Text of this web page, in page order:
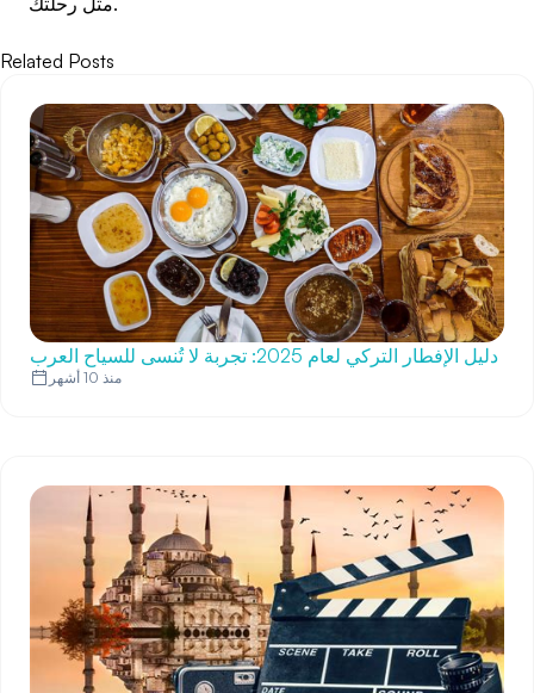
Related Posts
دليل الإفطار التركي لعام 2025: تجربة لا تُنسى للسياح العرب
منذ 10 أشهر